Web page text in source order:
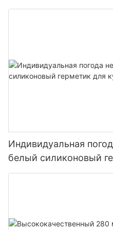
герметик
Индивидуальная
белый силиконовый
ванной комнаты